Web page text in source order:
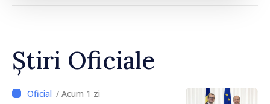
Știri Oficiale
/ Acum 1 zi